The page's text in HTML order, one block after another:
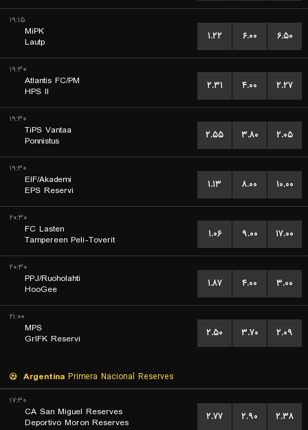
۱۹:۱۵
MiPK
Lautp
۱.۲۲ ۶.۰۰ ۶.۵۰
۱۹:۳۰
Atlantis FC/PM
HPS II
۲.۳۱ ۴.۰۰ ۲.۲۷
۱۹:۳۰
TiPS Vantaa
Ponnistus
۲.۵۵ ۳.۸۰ ۲.۰۵
۱۹:۳۰
EIF/Akademi
EPS Reservi
۱.۱۳ ۸.۰۰ ۱۰.۰۰
۲۰:۳۰
FC Lasten
Tampereen Peli-Toverit
۱.۰۶ ۹.۰۰ ۱۷.۰۰
۲۰:۳۰
PPJ/Ruoholahti
HooGee
۱.۸۷ ۴.۰۰ ۳.۰۰
۲۱:۰۰
MPS
GrIFK Reservi
۲.۵۰ ۳.۷۰ ۲.۰۹
Argentina Primera Nacional Reserves
۱۷:۳۰
CA San Miguel Reserves
Deportivo Moron Reserves
۲.۷۷ ۲.۹۰ ۲.۳۸